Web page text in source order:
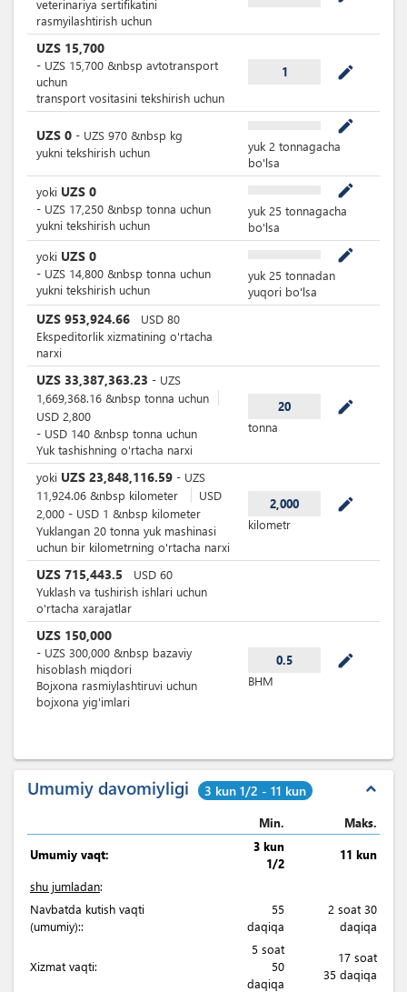
veterinariya sertifikatini
rasmyilashtirish uchun
UZS 15,700
- UZS 15,700 &nbsp avtotransport
uchun
transport vositasini tekshirish uchun
1 mode_edit
UZS 0 - UZS 970 &nbsp kg
yukni tekshirish uchun
mode_edit
yuk 2 tonnagacha
bo'lsa
yoki UZS 0
- UZS 17,250 &nbsp tonna uchun
yukni tekshirish uchun
mode_edit
yuk 25 tonnagacha
bo'lsa
yoki UZS 0
- UZS 14,800 &nbsp tonna uchun
yukni tekshirish uchun
mode_edit
yuk 25 tonnadan
yuqori bo'lsa
UZS 953,924.66 USD 80
Ekspeditorlik xizmatining o'rtacha
narxi
UZS 33,387,363.23 - UZS
1,669,368.16 &nbsp tonna uchun
USD 2,800
- USD 140 &nbsp tonna uchun
Yuk tashishning o'rtacha narxi
20 mode_edit
tonna
yoki UZS 23,848,116.59 - UZS
11,924.06 &nbsp kilometer
USD
2,000 - USD 1 &nbsp kilometer
Yuklangan 20 tonna yuk mashinasi
uchun bir kilometrning o'rtacha narxi
2,000 mode_edit
kilometr
UZS 715,443.5 USD 60
Yuklash va tushirish ishlari uchun
o'rtacha xarajatlar
UZS 150,000
- UZS 300,000 &nbsp bazaviy
hisoblash miqdori
Bojxona rasmiylashtiruvi uchun
bojxona yig'imlari
0.5 mode_edit
BHM
Umumiy davomiyligi 3 kun 1/2 - 11 kun expand_less
Min. Maks.
Umumiy vaqt:
3 kun
1/2
11 kun
shu jumladan:
Navbatda kutish vaqti
(umumiy)::
55
daqiqa
2 soat 30
daqiqa
Xizmat vaqti:
5 soat
50
daqiqa
17 soat
35 daqiqa